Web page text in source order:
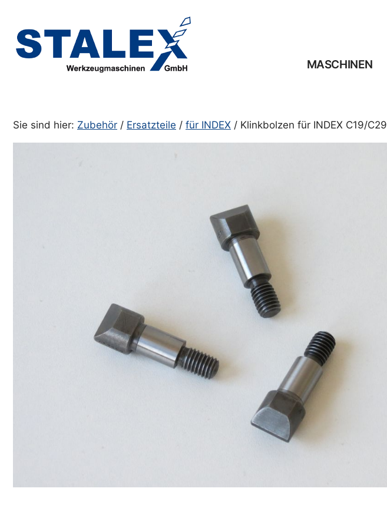
springen
MASCHINEN
Sie sind hier: Zubehör / Ersatzteile / für INDEX / Klinkbolzen für INDEX C19/C29